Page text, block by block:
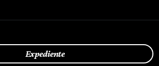
Expediente